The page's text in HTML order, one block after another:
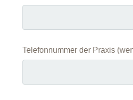
Telefonnummer der Praxis